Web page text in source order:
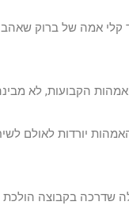
קלי אמה של ברוק
הקבועות, לא
יורדות
שדרכה בקבוצה הולכת